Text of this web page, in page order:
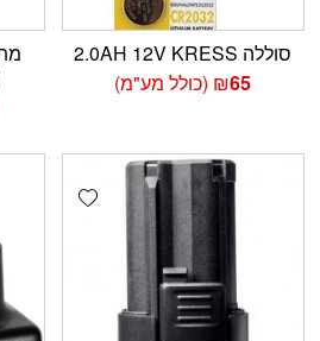
סוללה 2.0AH 12V KRESS
₪65 (כולל מע"מ)
Add wishlist